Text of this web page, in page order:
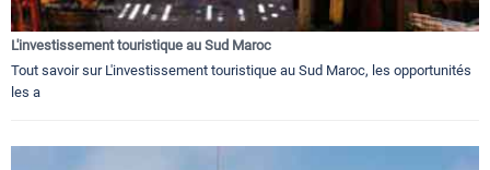
L'investissement touristique au Sud Maroc
Tout savoir sur L'investissement touristique au Sud Maroc, les opportunités
les a